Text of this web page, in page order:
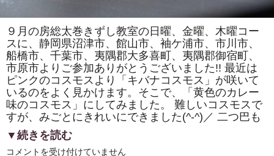
（オ
を
巻
き
ま
す。
体
験
教
室
も
あ
り
ま
す。
は
９月の房総太巻きずし教室の日曜、金曜、木曜コー
スに、静岡県沼津市、館山市、袖ケ浦市、市川市、
船橋市、千葉市、夷隅郡大多喜町、夷隅郡御宿町、
市原市よりご参加ありがとうございました!! 最近は
ピンクのコスモスより「キバナコスモス」が咲いて
いるのをよく見かけます。そこで、「黄色のカレー
味のコスモス」にしてみました。 難しいコスモスで
すが、みごとにきれいにできました(^-^)／ 二つ巴も
▼続きを読む
房
コメントを受け付けていません